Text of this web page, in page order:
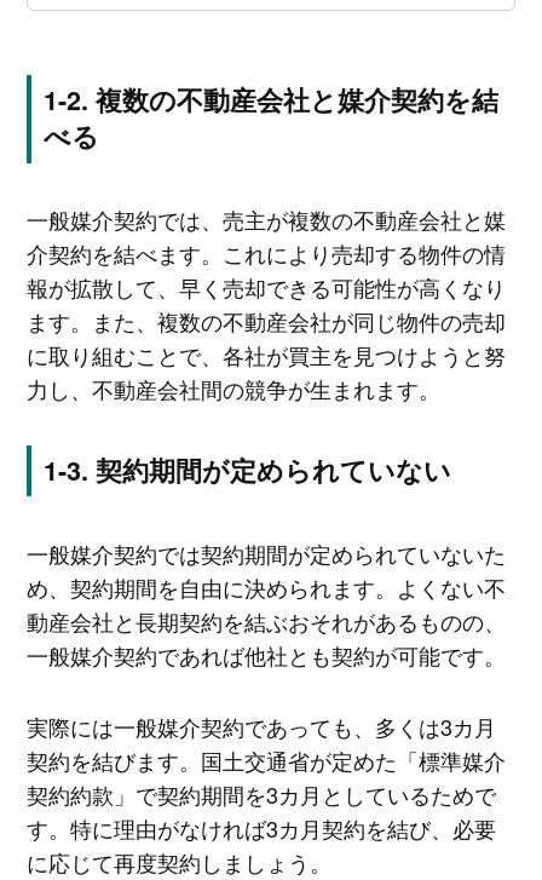
複数の不動産会社と媒介契約を結
べる
一般媒介契約では、売主が複数の不動産会社と媒
介契約を結べます。これにより売却する物件の情
報が拡散して、早く売却できる可能性が高くなり
ます。また、複数の不動産会社が同じ物件の売却
に取り組むことで、各社が買主を見つけようと努
力し、不動産会社間の競争が生まれます。
契約期間が定められていない
一般媒介契約では契約期間が定められていないた
め、契約期間を自由に決められます。よくない不
動産会社と長期契約を結ぶおそれがあるものの、
一般媒介契約であれば他社とも契約が可能です。
実際には一般媒介契約であっても、多くは3カ月
契約を結びます。国土交通省が定めた「標準媒介
契約約款」で契約期間を3カ月としているためで
す。特に理由がなければ3カ月契約を結び、必要
に応じて再度契約しましょう。